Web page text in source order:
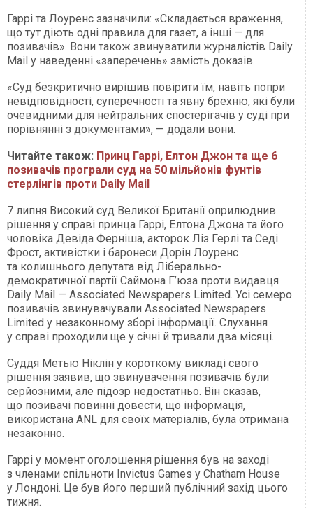
Гаррі та Лоуренс зазначили: «Складається враження,
що тут діють одні правила для газет, а інші — для
позивачів». Вони також звинуватили журналістів Daily
Mail у наведенні «заперечень» замість доказів.
«Суд безкритично вирішив повірити їм, навіть попри
невідповідності, суперечності та явну брехню, які були
очевидними для нейтральних спостерігачів у суді при
порівнянні з документами», — додали вони.
Читайте також: Принц Гаррі, Елтон Джон та ще 6
позивачів програли суд на 50 мільйонів фунтів
стерлінгів проти Daily Mail
7 липня Високий суд Великої Британії оприлюднив
рішення у справі принца Гаррі, Елтона Джона та його
чоловіка Девіда Ферніша, акторок Ліз Герлі та Седі
Фрост, активістки і баронеси Дорін Лоуренс
та колишнього депутата від Ліберально-
демократичної партії Саймона Г’юза проти видавця
Daily Mail — Associated Newspapers Limited. Усі семеро
позивачів звинувачували Associated Newspapers
Limited у незаконному зборі інформації. Слухання
у справі проходили ще у січні й тривали два місяці.
Суддя Метью Ніклін у короткому викладі свого
рішення заявив, що звинувачення позивачів були
серйозними, але підозр недостатньо. Він сказав,
що позивачі повинні довести, що інформація,
використана ANL для своїх матеріалів, була отримана
незаконно.
Гаррі у момент оголошення рішення був на заході
з членами спільноти Invictus Games у Chatham House
у Лондоні. Це був його перший публічний захід цього
тижня.